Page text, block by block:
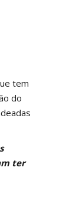
tem
do
ter